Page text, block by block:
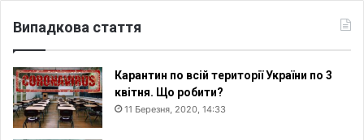
Випадкова стаття
Карантин по всій території України по 3
квітня. Що робити?
11 Березня, 2020, 14:33